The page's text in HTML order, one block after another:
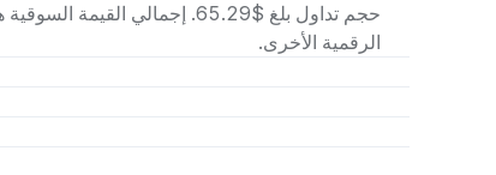
الرقمية الأخرى.